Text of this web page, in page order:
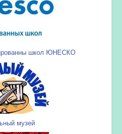
школ ЮНЕСКО
музей